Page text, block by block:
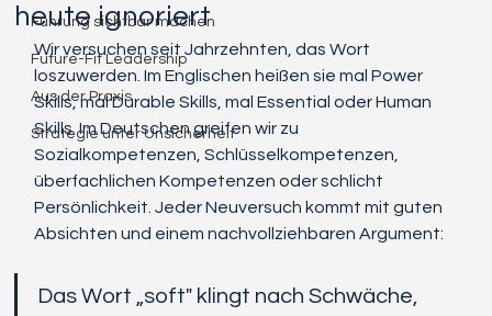
Führung sichtbar machen
Future-Fit Leadership
Aus der Praxis
Strategie unter Unsicherheit
heute ignoriert
Wir versuchen seit Jahrzehnten, das Wort
loszuwerden. Im Englischen heißen sie mal Power
Skills, mal Durable Skills, mal Essential oder Human
Skills. Im Deutschen greifen wir zu
Sozialkompetenzen, Schlüsselkompetenzen,
überfachlichen Kompetenzen oder schlicht
Persönlichkeit. Jeder Neuversuch kommt mit guten
Absichten und einem nachvollziehbaren Argument:
Das Wort „soft" klingt nach Schwäche,